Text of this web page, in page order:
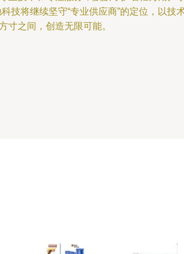
将继续坚守“专业供应商”的定位，以技术
寸之间，创造无限可能。